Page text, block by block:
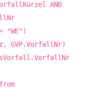
AND
"WE")
GVP.VorfallNr)